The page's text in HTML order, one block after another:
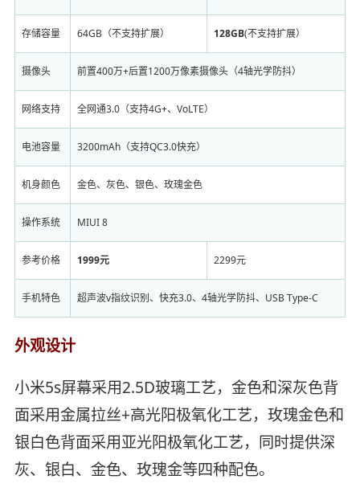
存储容量 64GB（不支持扩展） 128GB(不支持扩展）
摄像头 前置400万+后置1200万像素摄像头（4轴光学防抖）
网络支持 全网通3.0（支持4G+、VoLTE）
电池容量 3200mAh（支持QC3.0快充）
机身颜色 金色、灰色、银色、玫瑰金色
操作系统 MIUI 8
参考价格 1999元 2299元
手机特色 超声波v指纹识别、快充3.0、4轴光学防抖、USB Type-C
外观设计
小米5s屏幕采用2.5D玻璃工艺，金色和深灰色背
面采用金属拉丝+高光阳极氧化工艺，玫瑰金色和
银白色背面采用亚光阳极氧化工艺，同时提供深
灰、银白、金色、玫瑰金等四种配色。